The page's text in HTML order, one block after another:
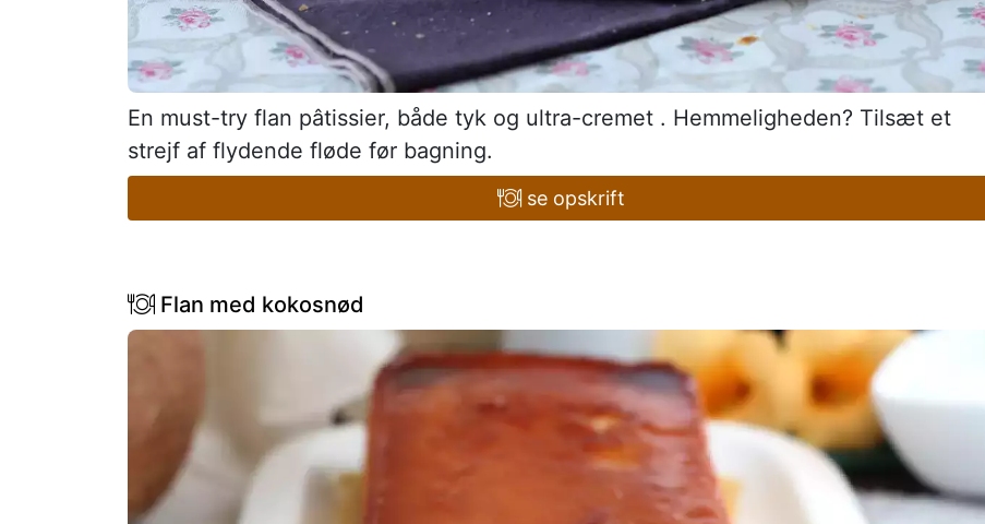
En must-try flan pâtissier, både tyk og ultra-cremet . Hemmeligheden? Tilsæt et
strejf af flydende fløde før bagning.
se opskrift
Flan med kokosnød